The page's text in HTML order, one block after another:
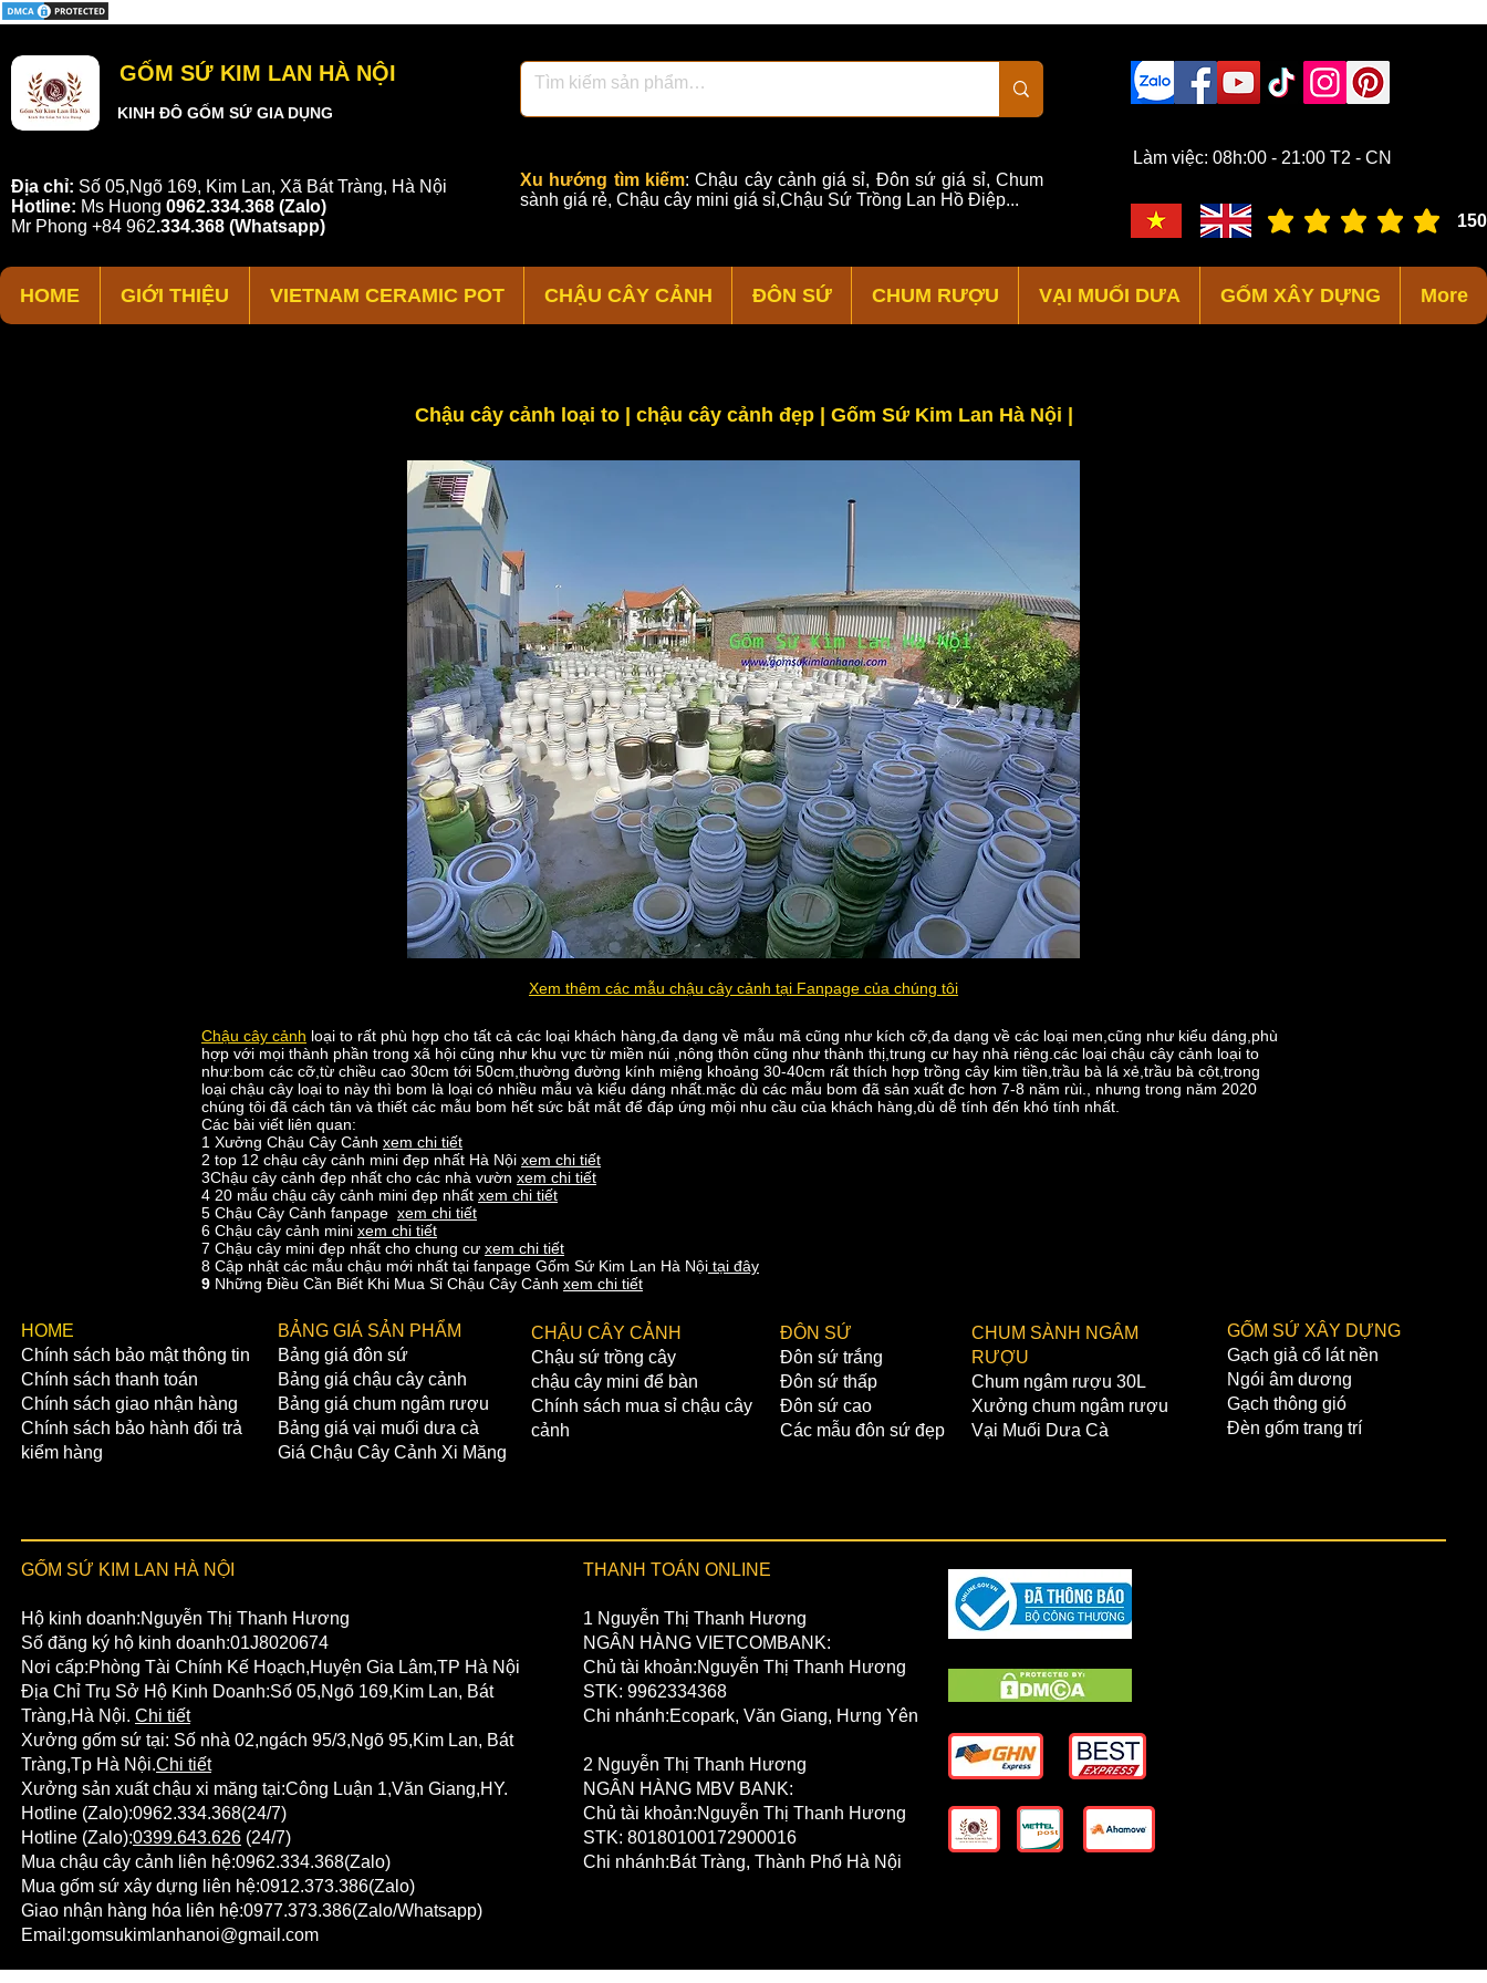
Chậu cây cảnh loại to | chậu cây cảnh đẹp | Gốm Sứ Kim Lan Hà Nội |
Xem thêm các mẫu chậu cây cảnh tại Fanpage của chúng tôi
Chậu cây cảnh loại to rất phù hợp cho tất cả các loại khách hàng,đa dạng về mẫu mã cũng như kích cỡ,đa dạng về các loại men,cũng như kiểu dáng,phù
hợp với mọi thành phần trong xã hội cũng như khu vực từ miền núi ,nông thôn cũng như thành thị,trung cư hay nhà riêng.các loại chậu cây cảnh loại to
như:bom các cỡ,từ chiều cao 30cm tới 50cm,thường đường kính miệng khoảng 30-40cm rất thích hợp trồng cây kim tiền,trầu bà lá xẻ,trầu bà cột,trong
loại chậu cây loại to này thì bom là loại có nhiều mẫu và kiểu dáng nhất.mặc dù các mẫu bom đã sản xuất đc hơn 7-8 năm rùi., nhưng trong năm 2020
chúng tôi đã cách tân và thiết các mẫu bom hết sức bắt mắt để đáp ứng mội nhu cầu của khách hàng,dù dễ tính đến khó tính nhất.
Các bài viết liên quan:
1 Xưởng Chậu Cây Cảnh xem chi tiết
2 top 12 chậu cây cảnh mini đẹp nhất Hà Nội xem chi tiết
3Chậu cây cảnh đẹp nhất cho các nhà vườn xem chi tiết
4 20 mẫu chậu cây cảnh mini đẹp nhất xem chi tiết
5 Chậu Cây Cảnh fanpage xem chi tiết
6 Chậu cây cảnh mini xem chi tiết
7 Chậu cây mini đẹp nhất cho chung cư xem chi tiết
8 Cập nhật các mẫu chậu mới nhất tại fanpage Gốm Sứ Kim Lan Hà Nội tại đây
9 Những Điều Cần Biết Khi Mua Sỉ Chậu Cây Cảnh xem chi tiết
Làm việc: 08h:00 - 21:00 T2 - CN
Xu hướng tìm kiếm:Chậu cây cảnh giá sỉ, Đôn sứ giá sỉ,Chum
sành giá rẻ, Chậu cây mini giá sỉ,Chậu Sứ Trồng Lan Hồ Điệp...
Địa chỉ: Số 05,Ngõ 169, Kim Lan, Xã Bát Tràng, Hà Nội
Hotline: Ms Huong 0962.334.368 (Zalo)
Mr Phong +84 962.334.368 (Whatsapp)
KINH ĐÔ GỐM SỨ GIA DỤNG
GỐM SỨ KIM LAN HÀ NỘI
HOME GIỚI THIỆU VIETNAM CERAMIC POT CHẬU CÂY CẢNH ĐÔN SỨ CHUM RƯỢU VẠI MUỐI DƯA GỐM XÂY DỰNG More
150
đánh giá trung bình là 3 /
​HOME
Chính sách bảo mật thông tin
Chính sách thanh toán
Chính sách giao nhận hàng
Chính sách bảo hành đổi trả
kiểm hàng
BẢNG GIÁ SẢN PHẨM
Bảng giá đôn sứ
Bảng giá chậu cây cảnh
Bảng giá chum ngâm rượu
Bảng giá vại muối dưa cà
Giá Chậu Cây Cảnh Xi Măng
CHẬU CÂY CẢNH
Chậu sứ trồng cây
chậu cây mini để bàn
Chính sách mua sỉ chậu cây
cảnh
ĐÔN SỨ
Đôn sứ trắng
Đôn sứ thấp
Đôn sứ cao
Các mẫu đôn sứ đẹp
CHUM SÀNH NGÂM
RƯỢU
Chum ngâm rượu 30L
Xưởng chum ngâm rượu
Vại Muối Dưa Cà
GỐM SỨ XÂY DỰNG
Gạch giả cổ lát nền
Ngói âm dương
Gạch thông gió
Đèn gốm trang trí
GỐM SỨ KIM LAN HÀ NỘI
Hộ kinh doanh:Nguyễn Thị Thanh Hương
Số đăng ký hộ kinh doanh:01J8020674
Nơi cấp:Phòng Tài Chính Kế Hoạch,Huyện Gia Lâm,TP Hà Nội
Địa Chỉ Trụ Sở Hộ Kinh Doanh:Số 05,Ngõ 169,Kim Lan, Bát
Tràng,Hà Nội. Chi tiết
Xưởng gốm sứ tại: Số nhà 02,ngách 95/3,Ngõ 95,Kim Lan, Bát
Tràng,Tp Hà Nội.Chi tiết
Xưởng sản xuất chậu xi măng tại:Công Luận 1,Văn Giang,HY.
Hotline (Zalo):0962.334.368(24/7)
Hotline (Zalo):0399.643.626 (24/7)
Mua chậu cây cảnh liên hệ:0962.334.368(Zalo)
Mua gốm sứ xây dựng liên hệ:0912.373.386(Zalo)
Giao nhận hàng hóa liên hệ:0977.373.386(Zalo/Whatsapp)
Email:gomsukimlanhanoi@gmail.com
THANH TOÁN ONLINE
1 Nguyễn Thị Thanh Hương
NGÂN HÀNG VIETCOMBANK:
Chủ tài khoản:Nguyễn Thị Thanh Hương
STK: 9962334368
Chi nhánh:Ecopark, Văn Giang, Hưng Yên
2 Nguyễn Thị Thanh Hương
NGÂN HÀNG MBV BANK:
Chủ tài khoản:Nguyễn Thị Thanh Hương
STK: 80180100172900016
Chi nhánh:Bát Tràng, Thành Phố Hà Nội